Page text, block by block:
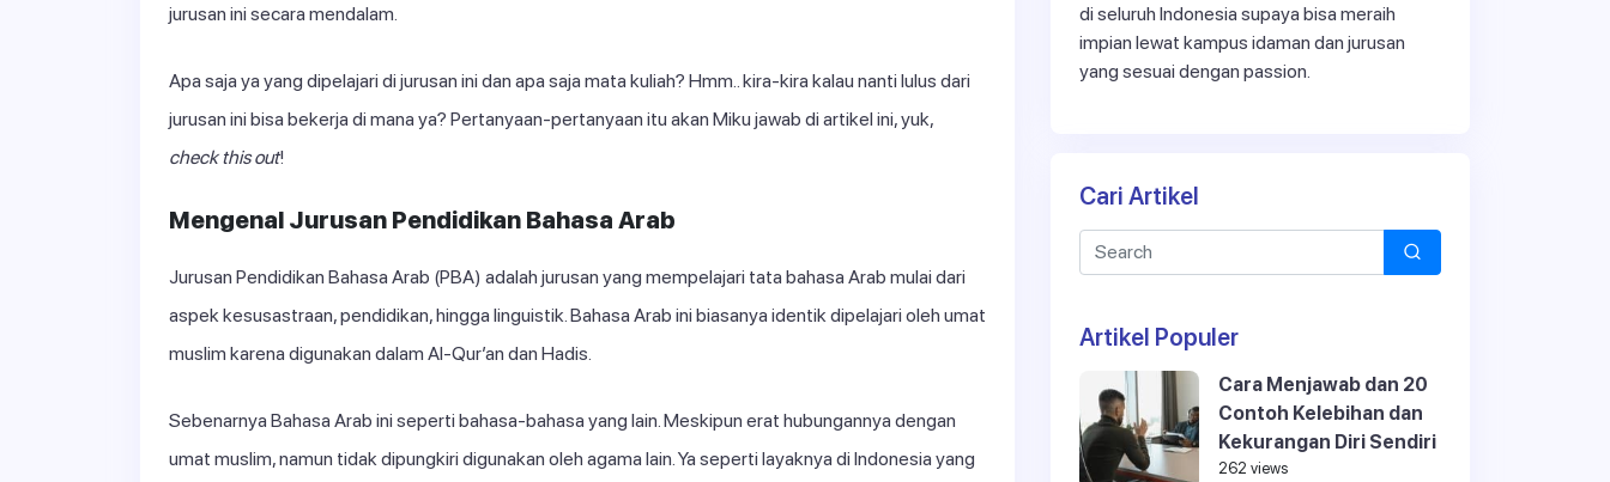
jurusan ini secara mendalam.
Apa saja ya yang dipelajari di jurusan ini dan apa saja mata kuliah? Hmm.. kira-kira kalau nanti lulus dari
jurusan ini bisa bekerja di mana ya? Pertanyaan-pertanyaan itu akan Miku jawab di artikel ini, yuk,
check this out!
Mengenal Jurusan Pendidikan Bahasa Arab
Jurusan Pendidikan Bahasa Arab (PBA) adalah jurusan yang mempelajari tata bahasa Arab mulai dari
aspek kesusastraan, pendidikan, hingga linguistik. Bahasa Arab ini biasanya identik dipelajari oleh umat
muslim karena digunakan dalam Al-Qur’an dan Hadis.
Sebenarnya Bahasa Arab ini seperti bahasa-bahasa yang lain. Meskipun erat hubungannya dengan
umat muslim, namun tidak dipungkiri digunakan oleh agama lain. Ya seperti layaknya di Indonesia yang
di seluruh Indonesia supaya bisa meraih
impian lewat kampus idaman dan jurusan
yang sesuai dengan passion.
Cari Artikel
Artikel Populer
Cara Menjawab dan 20
Contoh Kelebihan dan
Kekurangan Diri Sendiri
262 views